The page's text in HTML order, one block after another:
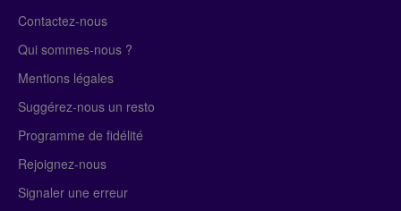
Contactez-nous
Qui sommes-nous ?
Mentions légales
Suggérez-nous un resto
Programme de fidélité
Rejoignez-nous
Signaler une erreur